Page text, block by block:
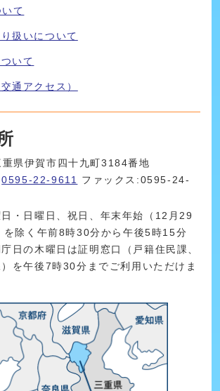
て
扱いについて
いて
通アクセス）
県伊賀市四十九町3184番地
0595-22-9611
ファックス:0595-24-
・日曜日、祝日、年末年始（12月29
を除く午前8時30分から午後5時15分
日の木曜日は証明窓口（戸籍住民課、
を午後7時30分までご利用いただけま